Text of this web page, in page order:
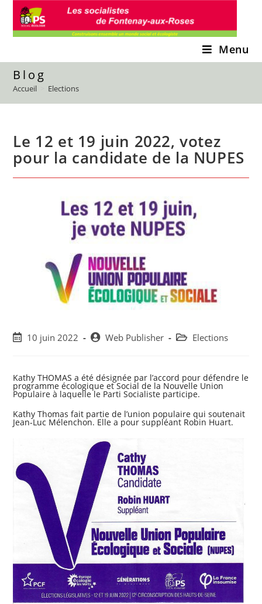
Skip
content
Menu
Blog
Accueil Elections
Le 12 et 19 juin 2022, votez
pour la candidate de la NUPES
Post10 juin 2022
PostWeb Publisher
Post Elections
Kathy THOMAS a été désignée par l’accord pour défendre le
programme écologique et Social de la Nouvelle Union
Populaire à laquelle le Parti Socialiste participe.
Kathy Thomas fait partie de l’union populaire qui soutenait
Jean-Luc Mélenchon. Elle a pour suppléant Robin Huart.